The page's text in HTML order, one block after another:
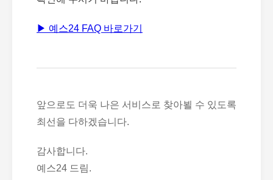
▶ 예스24 FAQ 바로가기
앞으로도 더욱 나은 서비스로 찾아뵐 수 있도록
최선을 다하겠습니다.
감사합니다.
예스24 드림.